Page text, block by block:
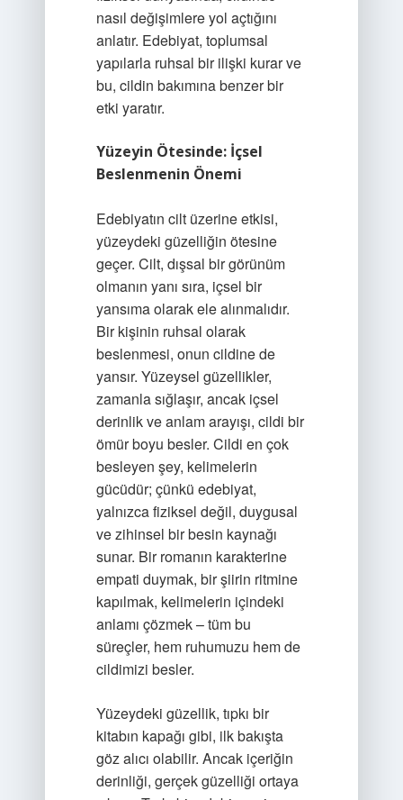
nasıl değişimlere yol açtığını
anlatır. Edebiyat, toplumsal
yapılarla ruhsal bir ilişki kurar ve
bu, cildin bakımına benzer bir
etki yaratır.
Yüzeyin Ötesinde: İçsel
Beslenmenin Önemi
Edebiyatın cilt üzerine etkisi,
yüzeydeki güzelliğin ötesine
geçer. Cilt, dışsal bir görünüm
olmanın yanı sıra, içsel bir
yansıma olarak ele alınmalıdır.
Bir kişinin ruhsal olarak
beslenmesi, onun cildine de
yansır. Yüzeysel güzellikler,
zamanla sığlaşır, ancak içsel
derinlik ve anlam arayışı, cildi bir
ömür boyu besler. Cildi en çok
besleyen şey, kelimelerin
gücüdür; çünkü edebiyat,
yalnızca fiziksel değil, duygusal
ve zihinsel bir besin kaynağı
sunar. Bir romanın karakterine
empati duymak, bir şiirin ritmine
kapılmak, kelimelerin içindeki
anlamı çözmek – tüm bu
süreçler, hem ruhumuzu hem de
cildimizi besler.
Yüzeydeki güzellik, tıpkı bir
kitabın kapağı gibi, ilk bakışta
göz alıcı olabilir. Ancak içeriğin
derinliği, gerçek güzelliği ortaya